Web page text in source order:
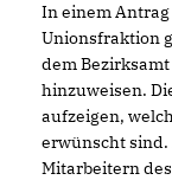
In einem
Unionsfraktion
dem
hinzuweisen.
aufzeigen,
erwünscht
Mitarbeitern